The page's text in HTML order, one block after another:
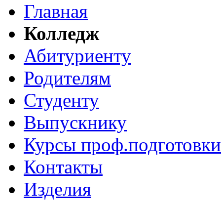
Главная
Колледж
Абитуриенту
Родителям
Студенту
Выпускнику
Курсы проф.подготовки
Контакты
Изделия